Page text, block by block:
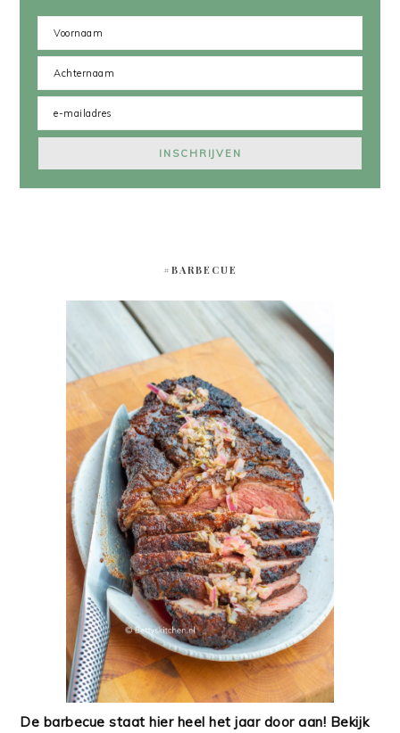
#BARBECUE
De barbecue staat hier heel het jaar door aan! Bekijk